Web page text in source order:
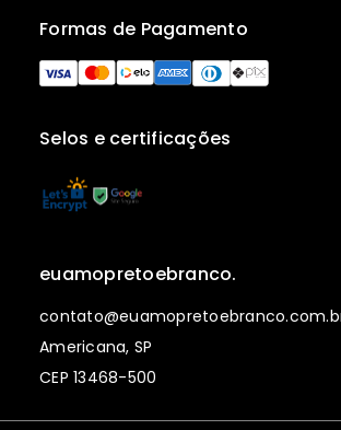
Selos e certificações
Formas de Pagamento
euamopretoebranco.
Americana, SP
CEP 13468-500